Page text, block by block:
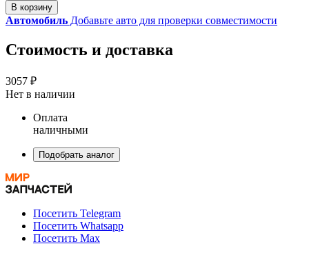
В корзину
Автомобиль Добавьте авто для проверки совместимости
Стоимость и доставка
3057 ₽
Нет в наличии
Оплата
наличными
Подобрать аналог
Посетить Telegram
Посетить Whatsapp
Посетить Max